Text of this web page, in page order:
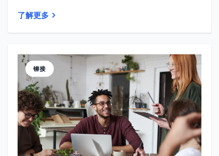
了解更多
铆接